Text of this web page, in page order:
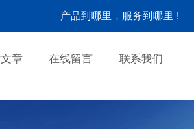
产品到哪里，服务到哪里 !
章 在线留言 联系我们